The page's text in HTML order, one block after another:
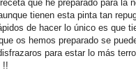
que he preparado para
tienen esta pinta tan
de hacer lo único es que
os hemos preparado se
para estar lo más
!!